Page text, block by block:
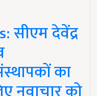
सीएम देवेंद्र
का